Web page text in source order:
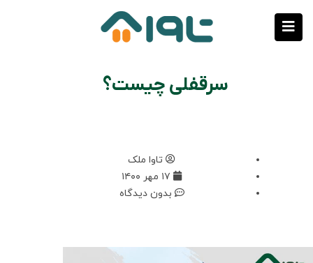
سرقفلی چیست؟
تاوا ملک
۱۷ مهر ۱۴۰۰
بدون دیدگاه